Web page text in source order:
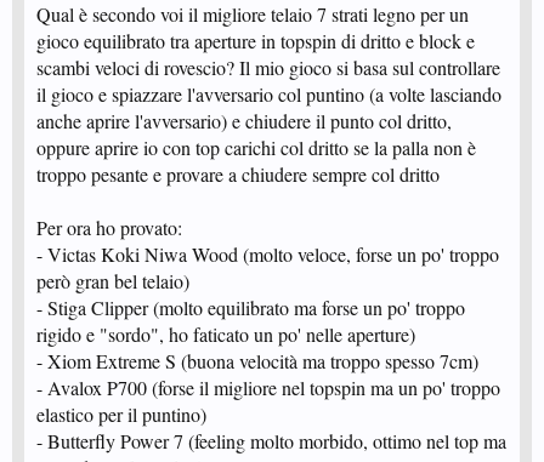
Qual è secondo voi il migliore telaio 7 strati legno per un
gioco equilibrato tra aperture in topspin di dritto e block e
scambi veloci di rovescio? Il mio gioco si basa sul controllare
il gioco e spiazzare l'avversario col puntino (a volte lasciando
anche aprire l'avversario) e chiudere il punto col dritto,
oppure aprire io con top carichi col dritto se la palla non è
troppo pesante e provare a chiudere sempre col dritto
Per ora ho provato:
- Victas Koki Niwa Wood (molto veloce, forse un po' troppo
però gran bel telaio)
- Stiga Clipper (molto equilibrato ma forse un po' troppo
rigido e "sordo", ho faticato un po' nelle aperture)
- Xiom Extreme S (buona velocità ma troppo spesso 7cm)
- Avalox P700 (forse il migliore nel topspin ma un po' troppo
elastico per il puntino)
- Butterfly Power 7 (feeling molto morbido, ottimo nel top ma